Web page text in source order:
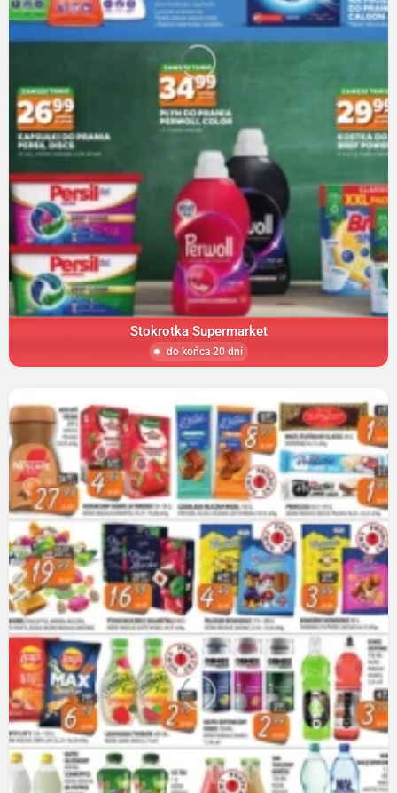
Stokrotka Supermarket
do końca 20 dni